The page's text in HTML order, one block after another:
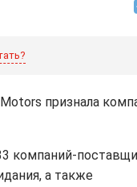
признала
компаний-
а также